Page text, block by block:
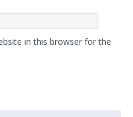
in this browser for the